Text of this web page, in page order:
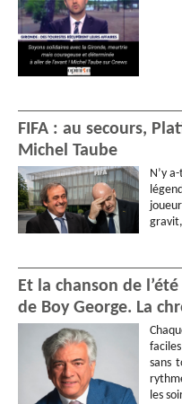
FIFA : au secours,
Michel Taube
N’y
Et la chanson de
de Boy George. La
sans
les